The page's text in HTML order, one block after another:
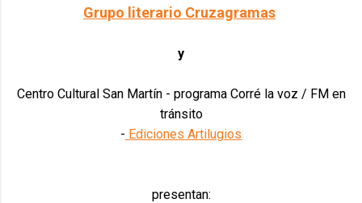
Grupo literario Cruzagramas
y
Centro Cultural San Martín - programa Corré la voz / FM en
tránsito
- Ediciones Artilugios
presentan: